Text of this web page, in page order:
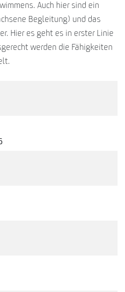
Auch hier sind ein
Begleitung) und das
Hier es geht es in erster Linie
werden die Fähigkeiten